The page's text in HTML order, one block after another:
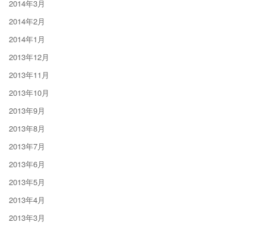
2014年3月
2014年2月
2014年1月
2013年12月
2013年11月
2013年10月
2013年9月
2013年8月
2013年7月
2013年6月
2013年5月
2013年4月
2013年3月